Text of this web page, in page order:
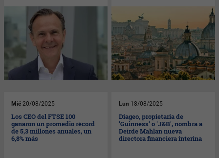
Mié 20/08/2025
Los CEO del FTSE 100
ganaron un promedio récord
de 5,3 millones anuales, un
6,8% más
Lun 18/08/2025
Diageo, propietaria de
'Guinness' o 'J&B', nombra a
Deirde Mahlan nueva
directora financiera interina